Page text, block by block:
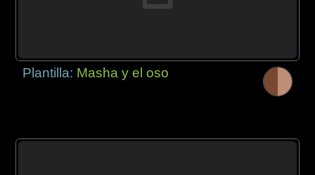
Plantilla: Masha y el oso